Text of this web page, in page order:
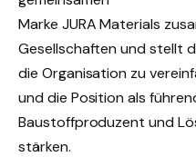
Marke JURA Materials
Gesellschaften und stellt
die Organisation zu
und die Position als
Baustoffproduzent und
stärken.